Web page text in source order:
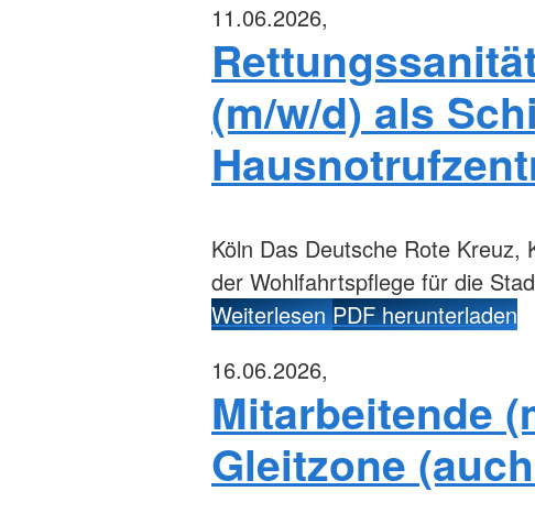
11.06.2026,
(m/w/d) als
Köln Das Deutsche Rote Kreuz,
der Wohlfahrtspflege für die
WeiterlesenPDF herunterladen
16.06.2026,
Mitarbeitende
Gleitzone